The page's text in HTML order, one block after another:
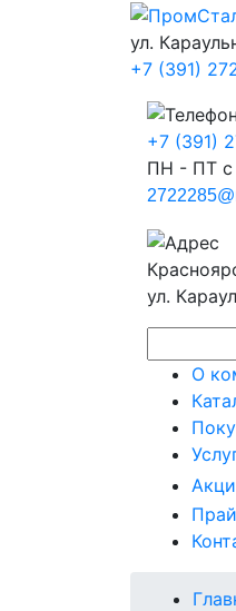
ул.
+7 (391)
+7 (391)
ПН - ПТ с
ул.
О